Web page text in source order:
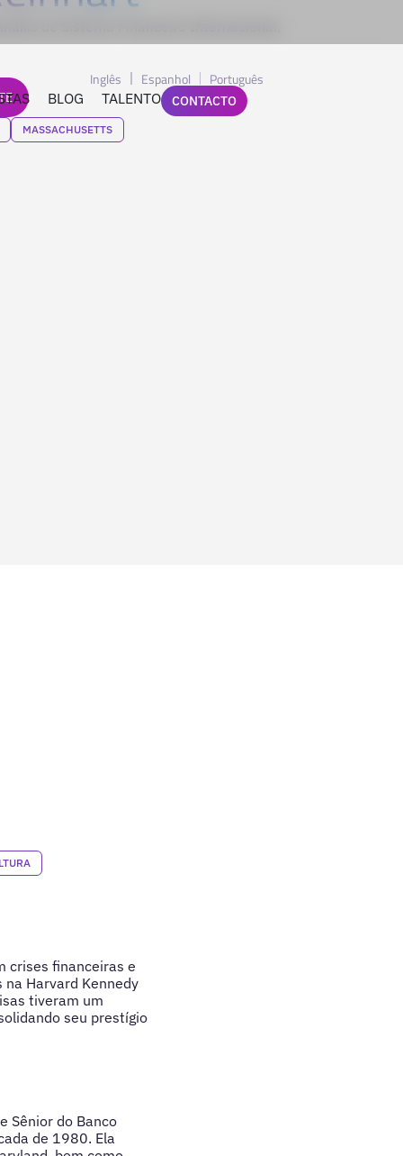
BLOG TALENTO
Inglês Espanhol Português
CONTACTO
de Sistema Financeiro Internacional,
MASSACHUSETTS
crises financeiras e
Harvard Kennedy
tiveram um
seu prestígio
Sênior do Banco
de 1980. Ela